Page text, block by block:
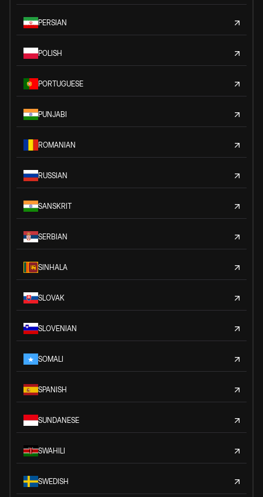
PERSIAN
POLISH
PORTUGUESE
PUNJABI
ROMANIAN
RUSSIAN
SANSKRIT
SERBIAN
SINHALA
SLOVAK
SLOVENIAN
SOMALI
SPANISH
SUNDANESE
SWAHILI
SWEDISH